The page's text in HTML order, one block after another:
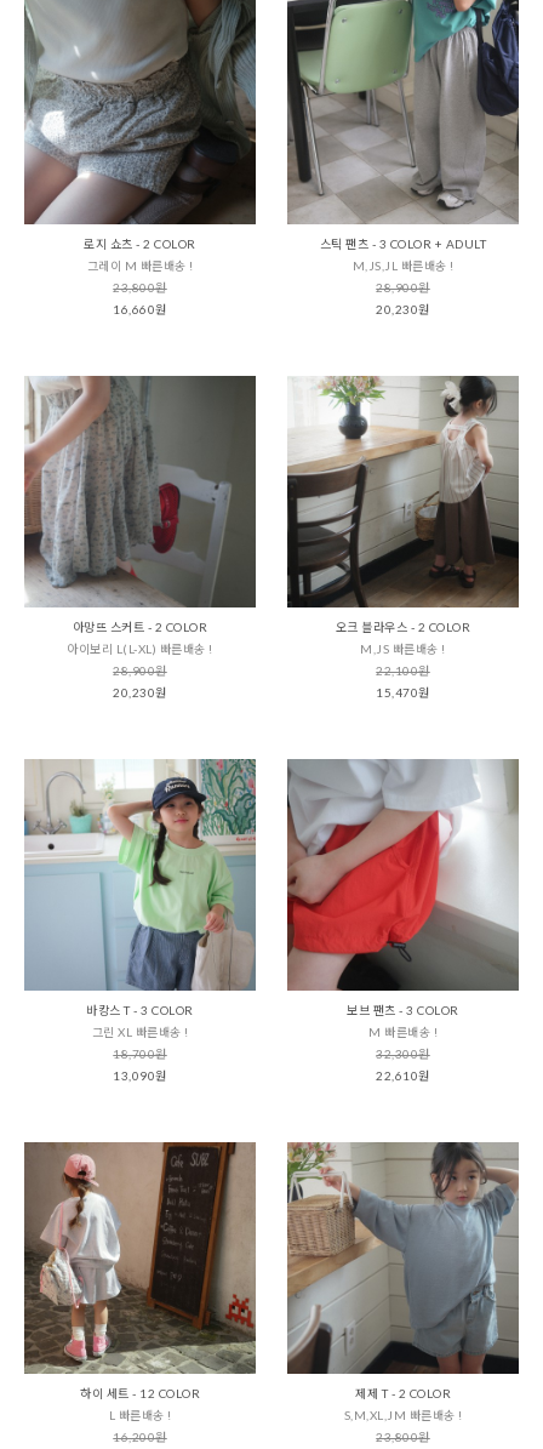
로지 쇼츠 - 2 COLOR
그레이 M 빠른배송 !
23,800원
16,660원
스틱 팬츠 - 3 COLOR + ADULT
M,JS,JL 빠른배송 !
28,900원
20,230원
아망뜨 스커트 - 2 COLOR
아이보리 L(L-XL) 빠른배송 !
28,900원
20,230원
오크 블라우스 - 2 COLOR
M,JS 빠른배송 !
22,100원
15,470원
바캉스 T - 3 COLOR
그린 XL 빠른배송 !
18,700원
13,090원
보브 팬츠 - 3 COLOR
M 빠른배송 !
32,300원
22,610원
하이 세트 - 12 COLOR
L 빠른배송 !
16,200원
제제 T - 2 COLOR
S,M,XL,JM 빠른배송 !
23,800원